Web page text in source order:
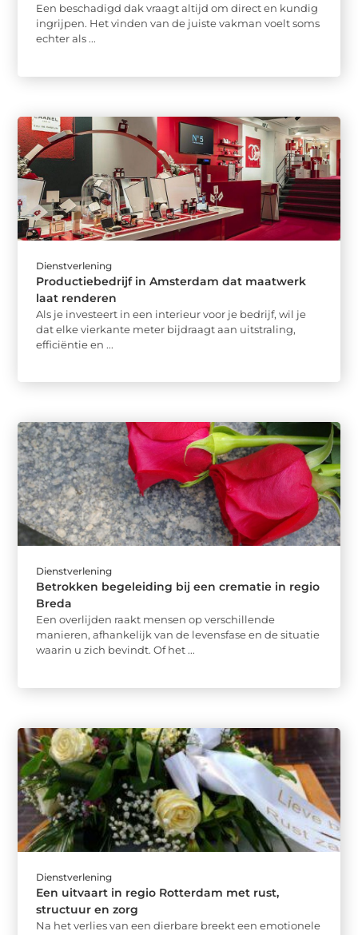
Een beschadigd dak vraagt altijd om direct en kundig
ingrijpen. Het vinden van de juiste vakman voelt soms
echter als ...
Dienstverlening
Productiebedrijf in Amsterdam dat maatwerk
laat renderen
Als je investeert in een interieur voor je bedrijf, wil je
dat elke vierkante meter bijdraagt aan uitstraling,
efficiëntie en ...
Dienstverlening
Betrokken begeleiding bij een crematie in regio
Breda
Een overlijden raakt mensen op verschillende
manieren, afhankelijk van de levensfase en de situatie
waarin u zich bevindt. Of het ...
Dienstverlening
Een uitvaart in regio Rotterdam met rust,
structuur en zorg
Na het verlies van een dierbare breekt een emotionele